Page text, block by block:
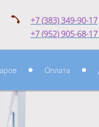
Оплата
+7 (383) 349-90-17
+7 (952) 905-68-17